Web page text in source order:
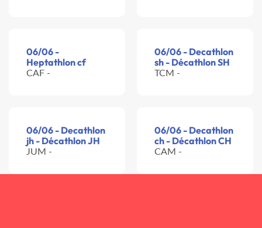
06/06 -
Heptathlon cf
CAF -
06/06 - Decathlon
sh - Décathlon SH
TCM -
06/06 - Decathlon
jh - Décathlon JH
JUM -
06/06 - Decathlon
ch - Décathlon CH
CAM -